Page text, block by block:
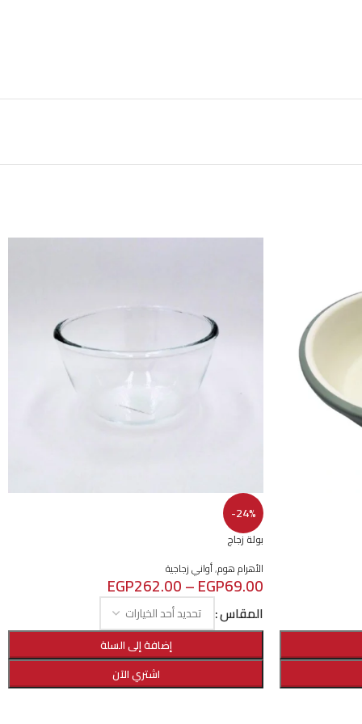
-24%
بولة زجاج
الأهرام هوم,أواني زجاجية
EGP69.00
–
EGP262.00
المقاس
إضافة إلى السلة
اشتري الآن